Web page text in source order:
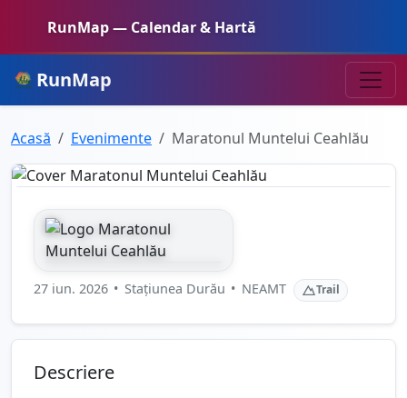
RunMap — Calendar & Hartă
RunMap
Acasă Evenimente Maratonul Muntelui Ceahlău
27 iun. 2026 • Stațiunea Durău • NEAMT Trail
Descriere